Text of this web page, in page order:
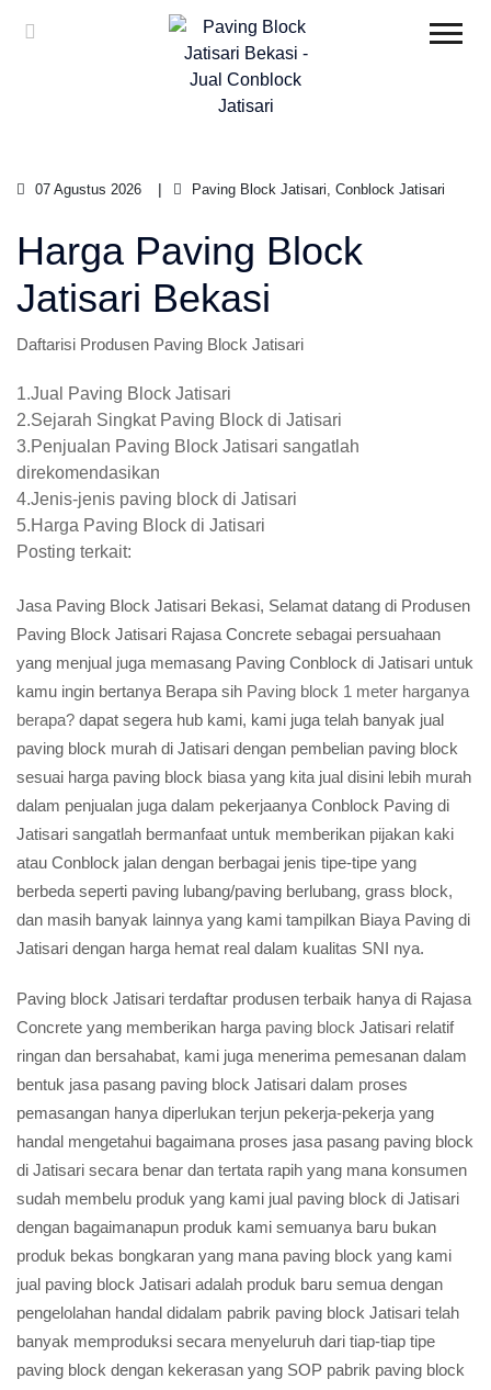
07 Agustus 2026 Paving Block Jatisari, Conblock Jatisari
Harga Paving Block
Jatisari Bekasi
Daftarisi Produsen Paving Block Jatisari
1.Jual Paving Block Jatisari
2.Sejarah Singkat Paving Block di Jatisari
3.Penjualan Paving Block Jatisari sangatlah
direkomendasikan
4.Jenis-jenis paving block di Jatisari
5.Harga Paving Block di Jatisari
Posting terkait:
Jasa Paving Block Jatisari Bekasi, Selamat datang di Produsen
Paving Block Jatisari Rajasa Concrete sebagai persuahaan
yang menjual juga memasang Paving Conblock di Jatisari untuk
kamu ingin bertanya Berapa sih Paving block 1 meter harganya
berapa? dapat segera hub kami, kami juga telah banyak jual
paving block murah di Jatisari dengan pembelian paving block
sesuai harga paving block biasa yang kita jual disini lebih murah
dalam penjualan juga dalam pekerjaanya Conblock Paving di
Jatisari sangatlah bermanfaat untuk memberikan pijakan kaki
atau Conblock jalan dengan berbagai jenis tipe-tipe yang
berbeda seperti paving lubang/paving berlubang, grass block,
dan masih banyak lainnya yang kami tampilkan Biaya Paving di
Jatisari dengan harga hemat real dalam kualitas SNI nya.
Paving block Jatisari terdaftar produsen terbaik hanya di Rajasa
Concrete yang memberikan harga paving block Jatisari relatif
ringan dan bersahabat, kami juga menerima pemesanan dalam
bentuk jasa pasang paving block Jatisari dalam proses
pemasangan hanya diperlukan terjun pekerja-pekerja yang
handal mengetahui bagaimana proses jasa pasang paving block
di Jatisari secara benar dan tertata rapih yang mana konsumen
sudah membelu produk yang kami jual paving block di Jatisari
dengan bagaimanapun produk kami semuanya baru bukan
produk bekas bongkaran yang mana paving block yang kami
jual paving block Jatisari adalah produk baru semua dengan
pengelolahan handal didalam pabrik paving block Jatisari telah
banyak memproduksi secara menyeluruh dari tiap-tiap tipe
paving block dengan kekerasan yang SOP pabrik paving block